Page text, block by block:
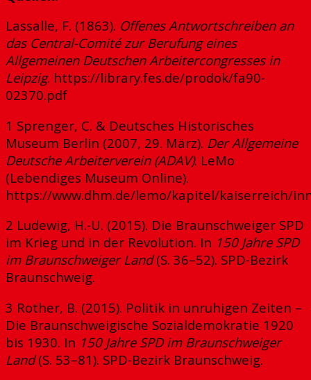
Lassalle, F. (1863). Offenes Antwortschreiben an
das Central-Comité zur Berufung eines
Allgemeinen Deutschen Arbeitercongresses in
Leipzig. https://library.fes.de/prodok/fa90-
02370.pdf
1 Sprenger, C. & Deutsches Historisches
Museum Berlin (2007, 29. März). Der Allgemeine
Deutsche Arbeiterverein (ADAV). LeMo
(Lebendiges Museum Online).
https://www.dhm.de/lemo/kapitel/kaiserreich/
2 Ludewig, H.-U. (2015). Die Braunschweiger SPD
im Krieg und in der Revolution. In 150 Jahre SPD
im Braunschweiger Land(S. 36–52). SPD-Bezirk
Braunschweig.
3 Rother, B. (2015). Politik in unruhigen Zeiten –
Die Braunschweigische Sozialdemokratie 1920
bis 1930. In 150 Jahre SPD im Braunschweiger
Land(S. 53–81). SPD-Bezirk Braunschweig.